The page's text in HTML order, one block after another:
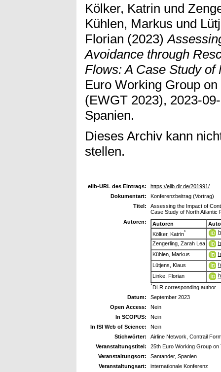
Kölker, Katrin und
Kühlen, Markus und
Florian (2023)
Avoidance through
Flows: A Case Study
Euro Working Group
(EWGT 2023), 2023-
Spanien.
Dieses Archiv kann
stellen.
elib-URL des Eintrags:
https://elib.dlr.de/201991/
Dokumentart:
Konferenzbeitrag (Vortrag)
Titel:
Assessing the Impact of
Case Study of North Atlantic
Autoren:
Autoren
Kölker, Katrin*
Zengerling, Zarah Lea
Kühlen, Markus
Lütjens, Klaus
Linke, Florian
*DLR corresponding author
Datum:
September 2023
Open Access:
Nein
In SCOPUS:
Nein
In ISI Web of Science:
Nein
Stichwörter:
Airline Network, Contrail
Veranstaltungstitel:
25th Euro Working Group
Veranstaltungsort:
Santander, Spanien
Veranstaltungsart:
internationale Konferenz